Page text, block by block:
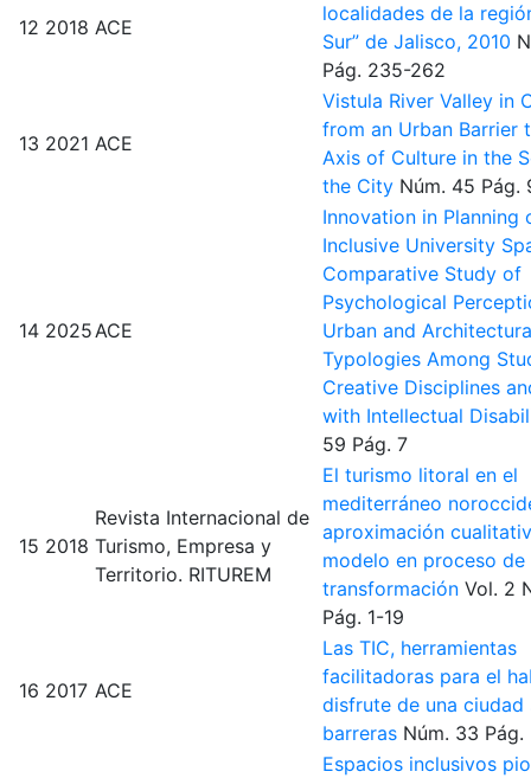
12 2018 ACE
localidades de la
Sur” de Jalisco, 2010
Pág. 235-262
13 2021 ACE
Vistula River Valley in
from an Urban Barrier
Axis of Culture in the
the City Núm. 45 Pág.
14 2025ACE
Innovation in Planning
Inclusive University
Comparative Study of
Psychological
Urban and
Typologies Among
Creative Disciplines
with Intellectual
59 Pág. 7
15 2018
Revista Internacional de
Turismo, Empresa y
Territorio. RITUREM
El turismo litoral en el
mediterráneo
aproximación
modelo en proceso de
transformación Vol. 2
Pág. 1-19
16 2017 ACE
Las TIC, herramientas
facilitadoras para el
disfrute de una ciudad
barreras Núm. 33
Espacios inclusivos